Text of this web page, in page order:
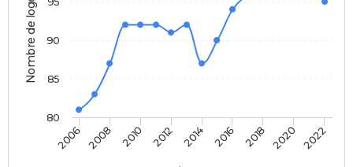
2006 2008 2010 2012 2014 2016 2018 2020 2022
80
85
90